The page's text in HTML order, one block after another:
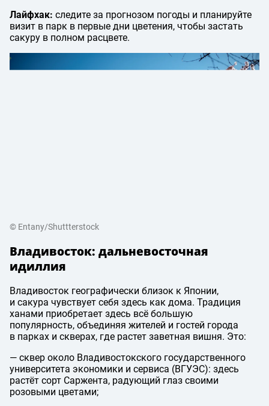
Лайфхак: следите за прогнозом погоды и планируйте
визит в парк в первые дни цветения, чтобы застать
сакуру в полном расцвете.
© Entany/Shuttterstock
Владивосток: дальневосточная
идиллия
Владивосток географически близок к Японии,
и сакура чувствует себя здесь как дома. Традиция
ханами приобретает здесь всё большую
популярность, объединяя жителей и гостей города
в парках и скверах, где растет заветная вишня. Это:
— сквер около Владивостокского государственного
университета экономики и сервиса (ВГУЭС): здесь
растёт сорт Саржента, радующий глаз своими
розовыми цветами;